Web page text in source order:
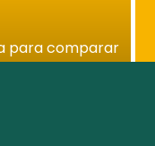
para comparar